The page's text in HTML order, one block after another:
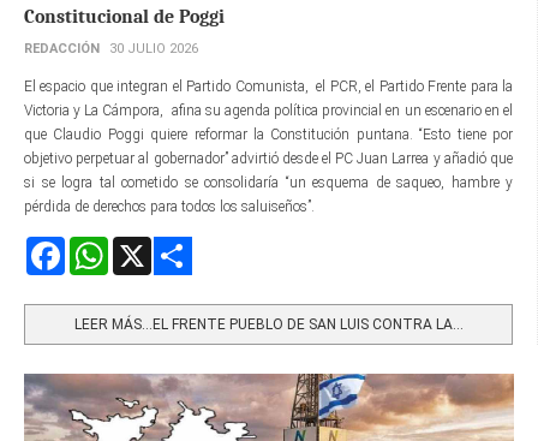
Constitucional de Poggi
REDACCIÓN 30 JULIO 2026
El espacio que integran el Partido Comunista, el PCR, el Partido Frente para la
Victoria y La Cámpora, afina su agenda política provincial en un escenario en el
que Claudio Poggi quiere reformar la Constitución puntana. “Esto tiene por
objetivo perpetuar al gobernador” advirtió desde el PC Juan Larrea y añadió que
si se logra tal cometido se consolidaría “un esquema de saqueo, hambre y
pérdida de derechos para todos los saluiseños”.
FacebookWhatsApp
LEER MÁS…EL FRENTE PUEBLO DE SAN LUIS CONTRA LA...